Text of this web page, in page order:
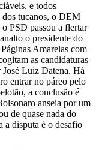
e todos
dos tucanos, o DEM
o PSD passou a flertar
o presidente do
Amarelas com
as candidaturas
José Luiz Datena. Há
entrar no páreo pelo
a conclusão é
anseia por um
de quase nada do
a disputa é o desafio